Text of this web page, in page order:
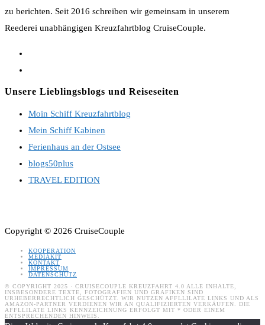
zu berichten. Seit 2016 schreiben wir gemeinsam in unserem
Reederei unabhängigen Kreuzfahrtblog CruiseCouple.
tab
new
tab
Unsere Lieblingsblogs und Reiseseiten
Moin Schiff Kreuzfahrtblog
Mein Schiff Kabinen
Ferienhaus an der Ostsee
blogs50plus
TRAVEL EDITION
Copyright © 2026 CruiseCouple
KOOPERATION
MEDIAKIT
KONTAKT
IMPRESSUM
DATENSCHUTZ
© COPYRIGHT 2025 · CRUISECOUPLE KREUZFAHRT 4.0 ALLE INHALTE,
INSBESONDERE TEXTE, FOTOGRAFIEN UND GRAFIKEN SIND
URHEBERRECHTLICH GESCHÜTZT. WIR NUTZEN AFFLLILATE LINKS UND ALS
AMAZON-PARTNER VERDIENEN WIR AN QUALIFIZIERTEN VERKÄUFEN. DIE
AFFLLILATE LINKS KENNZEICHNUNG ERFOLGT MIT * ODER EINEM
ENTSPRECHENDEN HINWEIS.